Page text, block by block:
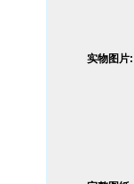
实物图片: